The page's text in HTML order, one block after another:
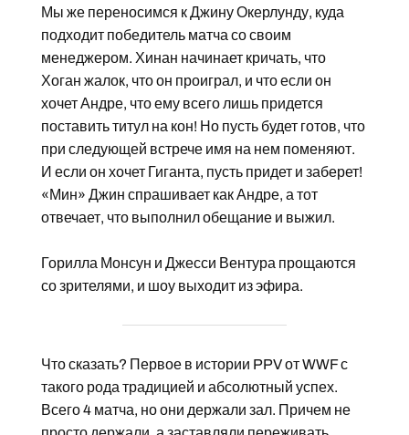
Мы же переносимся к Джину Окерлунду, куда
подходит победитель матча со своим
менеджером. Хинан начинает кричать, что
Хоган жалок, что он проиграл, и что если он
хочет Андре, что ему всего лишь придется
поставить титул на кон! Но пусть будет готов, что
при следующей встрече имя на нем поменяют.
И если он хочет Гиганта, пусть придет и заберет!
«Мин» Джин спрашивает как Андре, а тот
отвечает, что выполнил обещание и выжил.
Горилла Монсун и Джесси Вентура прощаются
со зрителями, и шоу выходит из эфира.
Что сказать? Первое в истории PPV от WWF с
такого рода традицией и абсолютный успех.
Всего 4 матча, но они держали зал. Причем не